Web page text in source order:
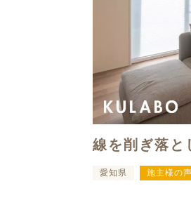
線を削ぎ落と
愛知県 施主様の声